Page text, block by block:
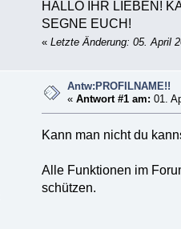
HALLO IHR LIEBEN!
SEGNE EUCH!
« Letzte Änderung: 05. April
Antw:PROFILNAME!!
«Antwort #1 am: 01.
Kann man nicht du
Alle Funktionen im
schützen.